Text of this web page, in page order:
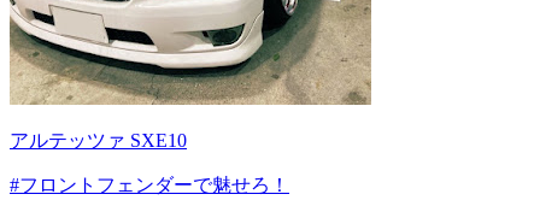
アルテッツァ SXE10
#フロントフェンダーで魅せろ！